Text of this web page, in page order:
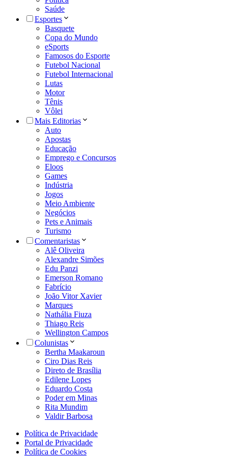
Saúde
Esportes
Basquete
Copa do Mundo
eSports
Famosos do Esporte
Futebol Nacional
Futebol Internacional
Lutas
Motor
Tênis
Vôlei
Mais Editorias
Auto
Apostas
Educação
Emprego e Concursos
Eloos
Games
Indústria
Jogos
Meio Ambiente
Negócios
Pets e Animais
Turismo
Comentaristas
Alê Oliveira
Alexandre Simões
Edu Panzi
Emerson Romano
Fabrício
João Vitor Xavier
Marques
Nathália Fiuza
Thiago Reis
Wellington Campos
Colunistas
Bertha Maakaroun
Ciro Dias Reis
Direto de Brasília
Edilene Lopes
Eduardo Costa
Poder em Minas
Rita Mundim
Valdir Barbosa
Política de Privacidade
Portal de Privacidade
Política de Cookies